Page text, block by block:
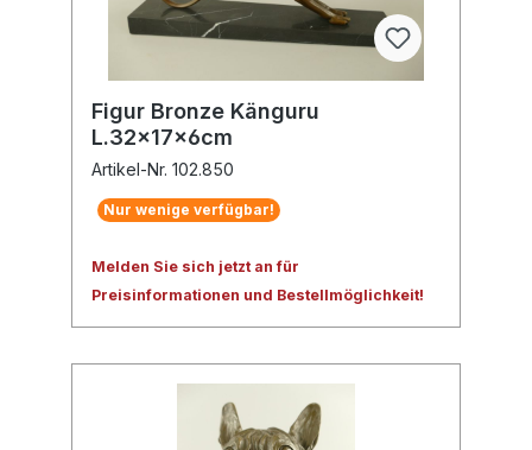
Figur Bronze Känguru
L.32x17x6cm
Artikel-Nr. 102.850
Nur wenige verfügbar!
Melden Sie sich jetzt an für
Preisinformationen und Bestellmöglichkeit!